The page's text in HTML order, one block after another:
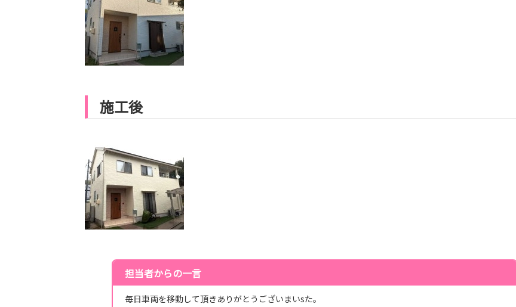
施工後
担当者からの一言
毎日車両を移動して頂きありがとうございまいsた。